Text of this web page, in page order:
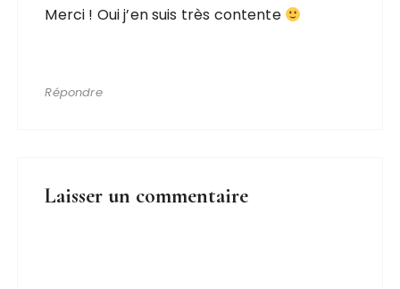
Merci ! Oui j’en suis très contente
Répondre
Laisser un commentaire